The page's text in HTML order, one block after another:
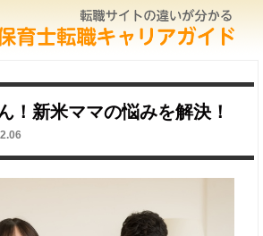
！新米ママの悩みを解決！